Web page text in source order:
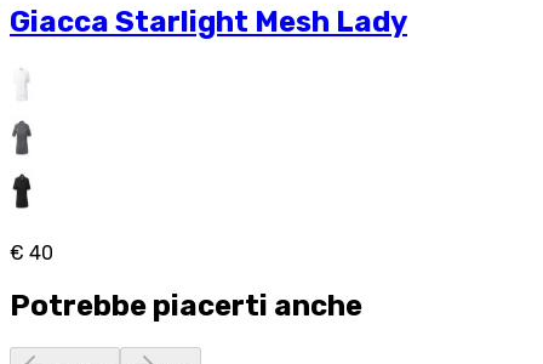
Giacca Starlight Mesh Lady
€ 40
Potrebbe piacerti anche